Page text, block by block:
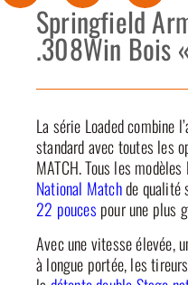
Springfield
.308Win Bois
La série Loaded combine
standard avec toutes les
MATCH. Tous les modèles
National Matchde qualité
22 pouces pour une plus
Avec une vitesse élevée,
à longue portée, les